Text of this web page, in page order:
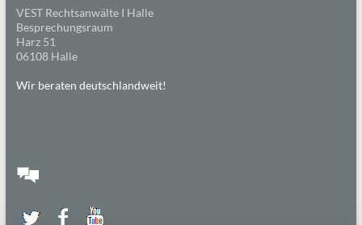
VEST Rechtsanwälte I Halle
Besprechungsraum
Harz 51
06108 Halle
Wir beraten deutschlandweit!